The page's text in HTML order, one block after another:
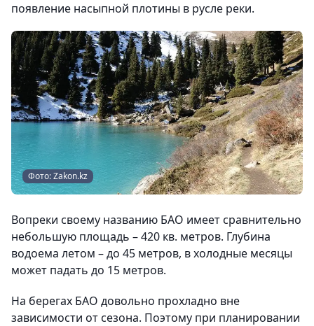
появление насыпной плотины в русле реки.
Фото: Zakon.kz
Вопреки своему названию БАО имеет сравнительно
небольшую площадь – 420 кв. метров. Глубина
водоема летом – до 45 метров, в холодные месяцы
может падать до 15 метров.
На берегах БАО довольно прохладно вне
зависимости от сезона. Поэтому при планировании